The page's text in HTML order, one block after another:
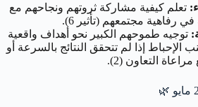
تعلم كيفية مشاركة ثروتهم ونجاحهم مع
رفاهية مجتمعهم (تأثير 6).
توجيه طموحهم الكبير نحو أهداف واقعية
الإحباط إذا لم تتحقق النتائج بالسرعة أو
التعاون (2).
🌿